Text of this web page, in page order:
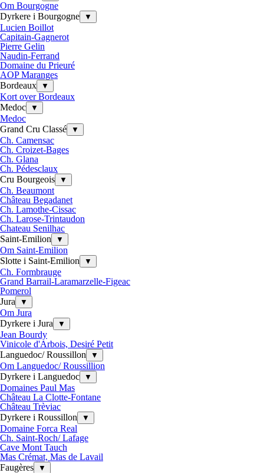
Om Bourgogne
Dyrkere i Bourgogne
▼
Lucien Boillot
Capitain-Gagnerot
Pierre Gelin
Naudin-Ferrand
Domaine du Prieuré
AOP Maranges
Bordeaux
▼
Kort over Bordeaux
Medoc
▼
Medoc
Grand Cru Classé
▼
Ch. Camensac
Ch. Croizet-Bages
Ch. Glana
Ch. Pédesclaux
Cru Bourgeois
▼
Ch. Beaumont
Château Begadanet
Ch. Lamothe-Cissac
Ch. Larose-Trintaudon
Chateau Senilhac
Saint-Emilion
▼
Om Saint-Emilion
Slotte i Saint-Emilion
▼
Ch. Formbrauge
Grand Barrail-Laramarzelle-Figeac
Pomerol
Jura
▼
Om Jura
Dyrkere i Jura
▼
Jean Bourdy
Vinicole d'Arbois, Desiré Petit
Languedoc/ Roussillon
▼
Om Languedoc/ Roussillion
Dyrkere i Languedoc
▼
Domaines Paul Mas
Château La Clotte-Fontane
Château Trèviac
Dyrkere i Roussillon
▼
Domaine Forca Real
Ch. Saint-Roch/ Lafage
Cave Mont Tauch
Mas Crémat, Mas de Lavail
Faugères
▼